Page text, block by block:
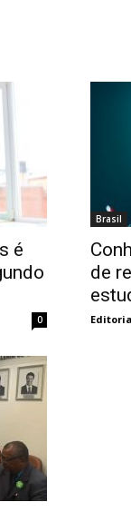
é
0
Brasil
de